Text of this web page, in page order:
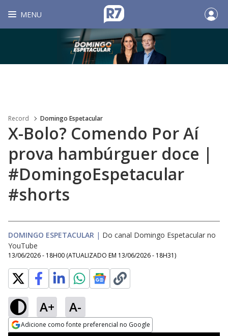
MENU
Record Domingo Espetacular
X-Bolo? Comendo Por Aí
prova hambúrguer doce |
#DomingoEspetacular
#shorts
DOMINGO ESPETACULAR | Do canal Domingo Espetacular no
YouTube
13/06/2026 - 18H00 (ATUALIZADO EM 13/06/2026 - 18H31)
A+ A-
Adicione como fonte preferencial no Google